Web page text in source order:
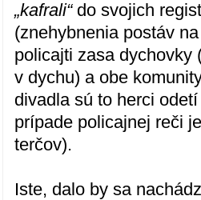
„kafrali“do svojich
(znehybnenia postáv
policajti zasa dychovky
v dychu) a obe
divadla sú to herci
prípade policajnej reči
terčov).
Iste, dalo by sa